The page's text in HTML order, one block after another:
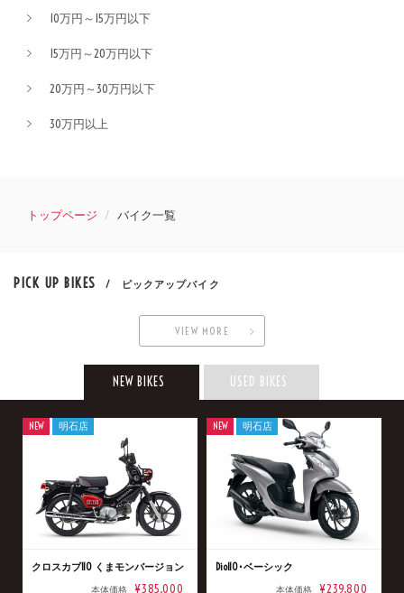
10万円～15万円以下
15万円～20万円以下
20万円～30万円以下
30万円以上
トップページ バイク一覧
PICK UP BIKES / ピックアップバイク
VIEW MORE
NEW BIKES USED BIKES
クロスカブ110 くまモンバージョン
本体価格 ¥385,000
NEW 明石店
Dio110･ベーシック
本体価格 ¥239,800
NEW 明石店